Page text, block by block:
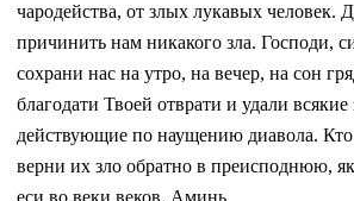
чародейства, от злых лукавых человек.
причинить нам никакого зла. Господи,
сохрани нас на утро, на вечер, на сон
благодати Твоей отврати и удали
действующие по наущению диавола.
верни их зло обратно в преисподнюю,